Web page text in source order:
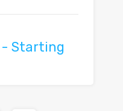
- Starting